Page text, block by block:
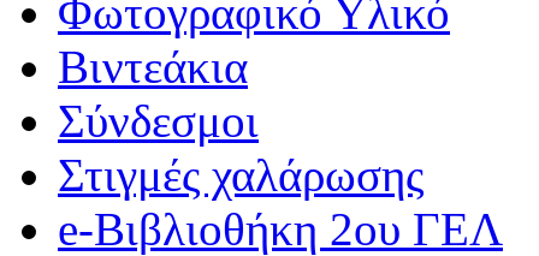
Φωτογραφικό Υλικό
Βιντεάκια
Σύνδεσμοι
Στιγμές χαλάρωσης
e-Βιβλιοθήκη 2ου ΓΕΛ